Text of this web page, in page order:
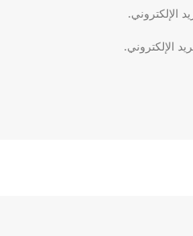
الإلكتروني.
الإلكتروني.